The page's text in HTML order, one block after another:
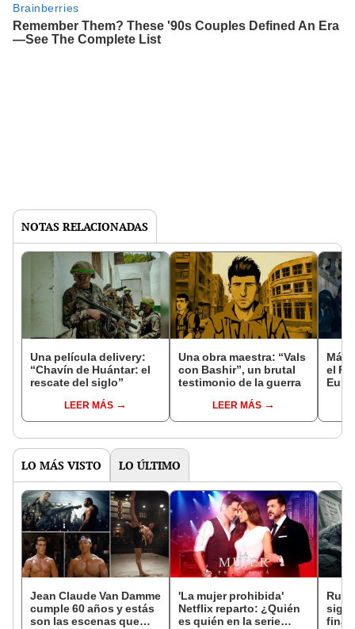
NOTAS RELACIONADAS
Una película delivery:
“Chavín de Huántar: el
rescate del siglo”
LEER MÁS
Una obra maestra: “Vals
con Bashir”, un brutal
testimonio de la guerra
LEER MÁS
Más
el
LO MÁS VISTO LO ÚLTIMO
Jean Claude Van Damme
cumple 60 años y estás
son las escenas que
'La mujer prohibida'
Netflix reparto: ¿Quién
es quién en la serie
final